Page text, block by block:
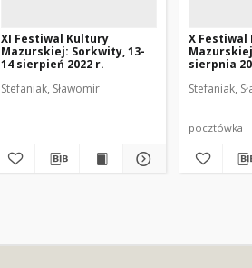
XI Festiwal Kultury
Mazurskiej: Sorkwity, 13-
14 sierpień 2022 r.
Stefaniak, Sławomir
X Festiwal
sierpnia
Stefaniak,
pocztówka